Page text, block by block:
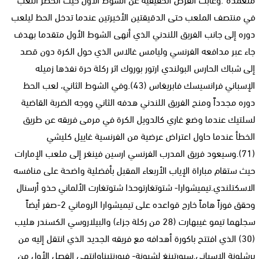
في منتصف الملعب حتى الدقيقتين الأخيرتين عندما تدخل الحظ ليلعب
دوره إلى جانب الفريق اللندني الذي أنهى الشوط الأول متقدما بهدف
جاء عبر مدافعه الفرنسي وليامس غالاس الذي حول الكرة دون قصد
إلى شباك الحارس البولندي ارتور بوروك اثر ركلة حرة نفذها زميله
الإسباني فرانسيسك فابريغاس (43).وفي الشوط الثاني، لعب الحظ
دوره مجدداً ومنح الفريق اللندني هدفه الثاني ووجه الضربة القاضية
لسلتيك عندما وضع غاري كالدويل الكرة في مرمى فريقه عن طريق
الخطأ عندما حاول اعتراض عرضية من الفرنسية غاييل كليشي
(71).وسيعود فريق المدرب الفرنسي ارسين فينغر إلى ملعب الإمارات
حيث ستقام مباراة الإياب الأربعاء المقبل بأفضلية واضحة على منافسه
الاسكتلندي.تيميشوارا- شتوتغارتوحذا شتوتغارت الألماني حذو أرسنال
وحقق فوزاً هاماً خارج قواعده على تيميشوارا الروماني 2-صفر أيضاً
سجلهما تيمو غيبهارت (28 من ركلة جزاء) والبيلاروسي الكسندر هليب
(30) الذي افتتح باكورة أهدافه مع فريقه الجديد الذي انتقل إليه من
برشلونة الإسباني.سبورتينغ لشبونة- فيورنتيناوانتهى الفصل الأول من